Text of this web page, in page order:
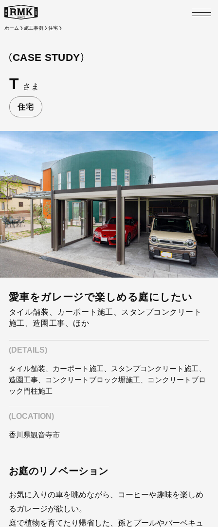
ホーム 施工事例 住宅
CASE STUDY
T さま
住宅
愛車をガレージで楽しめる庭にしたい
タイル舗装、カーポート施工、スタンプコンクリート
施工、造園工事、ほか
(DETAILS)
タイル舗装、カーポート施工、スタンプコンクリート施工、
造園工事、コンクリートブロック塀施工、コンクリートブロ
ック門柱施工
(LOCATION)
香川県観音寺市
お庭のリノベーション
お気に入りの車を眺めながら、コーヒーや趣味を楽しめ
るガレージが欲しい。
庭で植物を育てたり帰省した、孫とプールやバーベキュ